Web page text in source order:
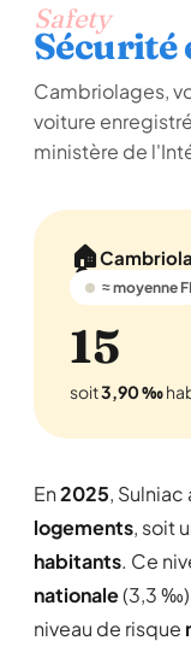
Safety
Sécurité
Cambriolages,
voiture
ministère de
🏠
≈ moyenne
15
soit3,90 ‰
En2025,
logements, soit
habitants. Ce
nationale(3,3
niveau de risque